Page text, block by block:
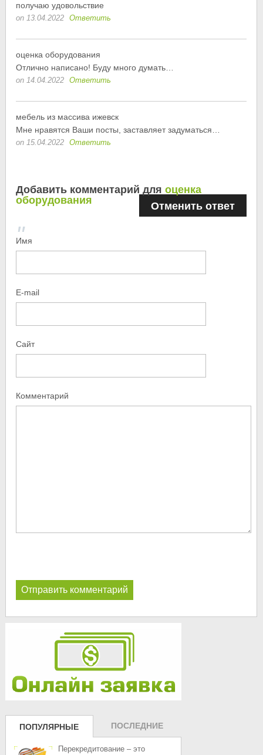
получаю удовольствие
on 13.04.2022 Ответить
оценка оборудования
Отлично написано! Буду много думать…
on 14.04.2022 Ответить
мебель из массива ижевск
Мне нравятся Ваши посты, заставляет задуматься…
on 15.04.2022 Ответить
Добавить комментарий дляоценка
оборудования Отменить ответ
Имя
E-mail
Сайт
Комментарий
ПОПУЛЯРНЫЕ
ЗАПИСИ
ПОСЛЕДНИЕ
ЗАПИСИ
Перекредитование – это